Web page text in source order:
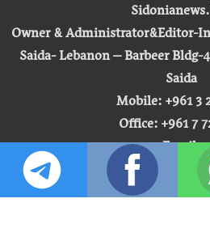
Owner & Administrator&Editor-
Saida- Lebanon – Barbeer
Saida
Mobile: +961 3
Office: +961 7